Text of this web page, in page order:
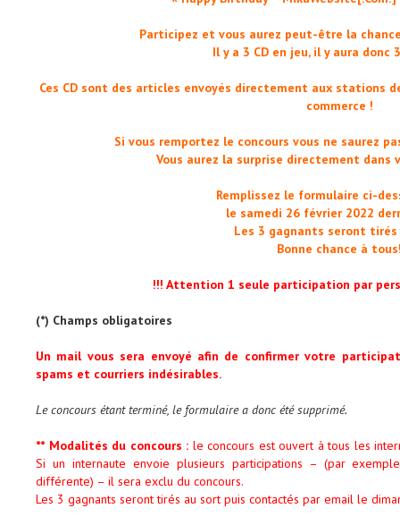
Participez et vous aurez peut-être la
Il y a 3 CD en jeu, il y aura donc
Ces CD sont des articles envoyés directement aux stations
commerce !
Si vous remportez le concours vous ne saurez
Vous aurez la surprise directement
Remplissez le formulaire ci-
le samedi 26 février 2022
Les 3 gagnants seront
Bonne chance à
!!! Attention 1 seule participation par
(*) Champs obligatoires
Un mail vous sera envoyé afin de confirmer votre
spams et courriers indésirables.
Le concours étant terminé, le formulaire a donc été supprimé.
** Modalités du concours : le concours est ouvert à tous les
Si un internaute envoie plusieurs participations – (par
différente) – il sera exclu du concours.
Les 3 gagnants seront tirés au sort puis contactés par email le